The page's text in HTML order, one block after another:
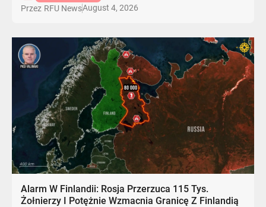
Przez RFU NewsAugust 4, 2026
Alarm W Finlandii: Rosja Przerzuca 115 Tys.
Żołnierzy I Potężnie Wzmacnia Granicę Z Finlandią